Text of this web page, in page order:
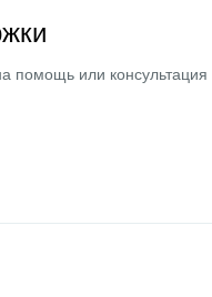
помощь или консультация